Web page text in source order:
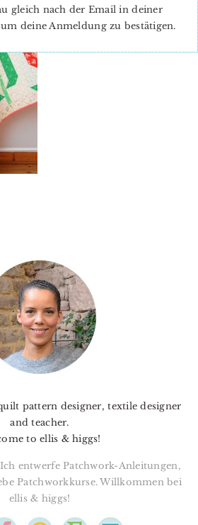
pattern designer, textile designer
and teacher.
to ellis & higgs!
entwerfe Patchwork-Anleitungen,
Patchworkkurse. Willkommen bei
ellis & higgs!
gleich nach der Email in deiner
deine Anmeldung zu bestätigen.